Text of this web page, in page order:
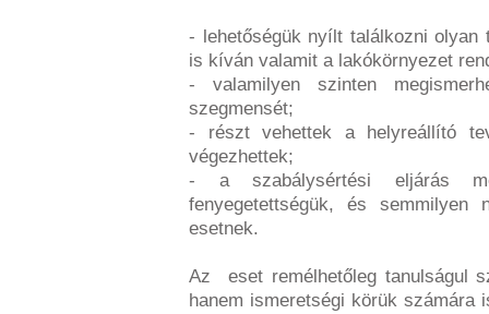
- lehetőségük nyílt találkozni olyan
is kíván valamit a lakókörnyezet
- valamilyen szinten
szegmensét;
- részt vehettek a helyreállító
végezhettek;
- a szabálysértési eljárás
fenyegetettségük, és semmilyen
esetnek.
Az eset remélhetőleg tanulságul
hanem ismeretségi körük számára